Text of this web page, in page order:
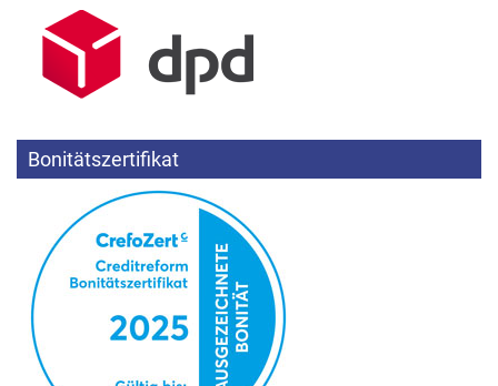
Bonitätszertifikat